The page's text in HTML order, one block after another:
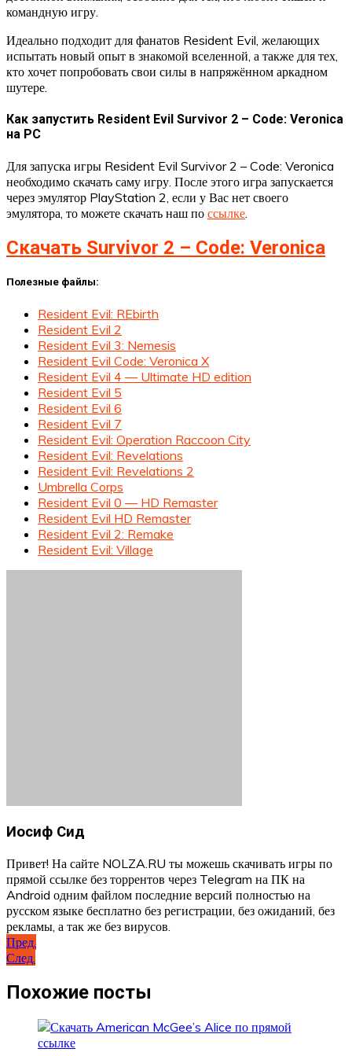
командную игру.
Идеально подходит для фанатов Resident Evil, желающих
испытать новый опыт в знакомой вселенной, а также для тех,
кто хочет попробовать свои силы в напряжённом аркадном
шутере.
Как запустить Resident Evil Survivor 2 – Code: Veronica
на PC
Для запуска игры Resident Evil Survivor 2 – Code: Veronica
необходимо скачать саму игру. После этого игра запускается
через эмулятор PlayStation 2, если у Вас нет своего
эмулятора, то можете скачать наш по ссылке.
Скачать Survivor 2 – Code: Veronica
Полезные файлы:
Resident Evil: REbirth
Resident Evil 2
Resident Evil 3: Nemesis
Resident Evil Code: Veronica X
Resident Evil 4 — Ultimate HD edition
Resident Evil 5
Resident Evil 6
Resident Evil 7
Resident Evil: Operation Raccoon City
Resident Evil: Revelations
Resident Evil: Revelations 2
Umbrella Corps
Resident Evil 0 — HD Remaster
Resident Evil HD Remaster
Resident Evil 2: Remake
Resident Evil: Village
Иосиф Сид
Привет! На сайте NOLZA.RU ты можешь скачивать игры по
прямой ссылке без торрентов через Telegram на ПК на
Android одним файлом последние версий полностью на
русском языке бесплатно без регистрации, без ожиданий, без
рекламы, а так же без вирусов.
Навигация
по
записям
Пред.
След.
Похожие посты